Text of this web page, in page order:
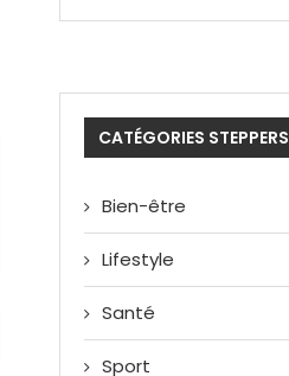
CATÉGORIES STEPPERS
Bien-être
Lifestyle
Santé
Sport